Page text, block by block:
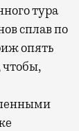
тура
сплав по
опять
чтобы,